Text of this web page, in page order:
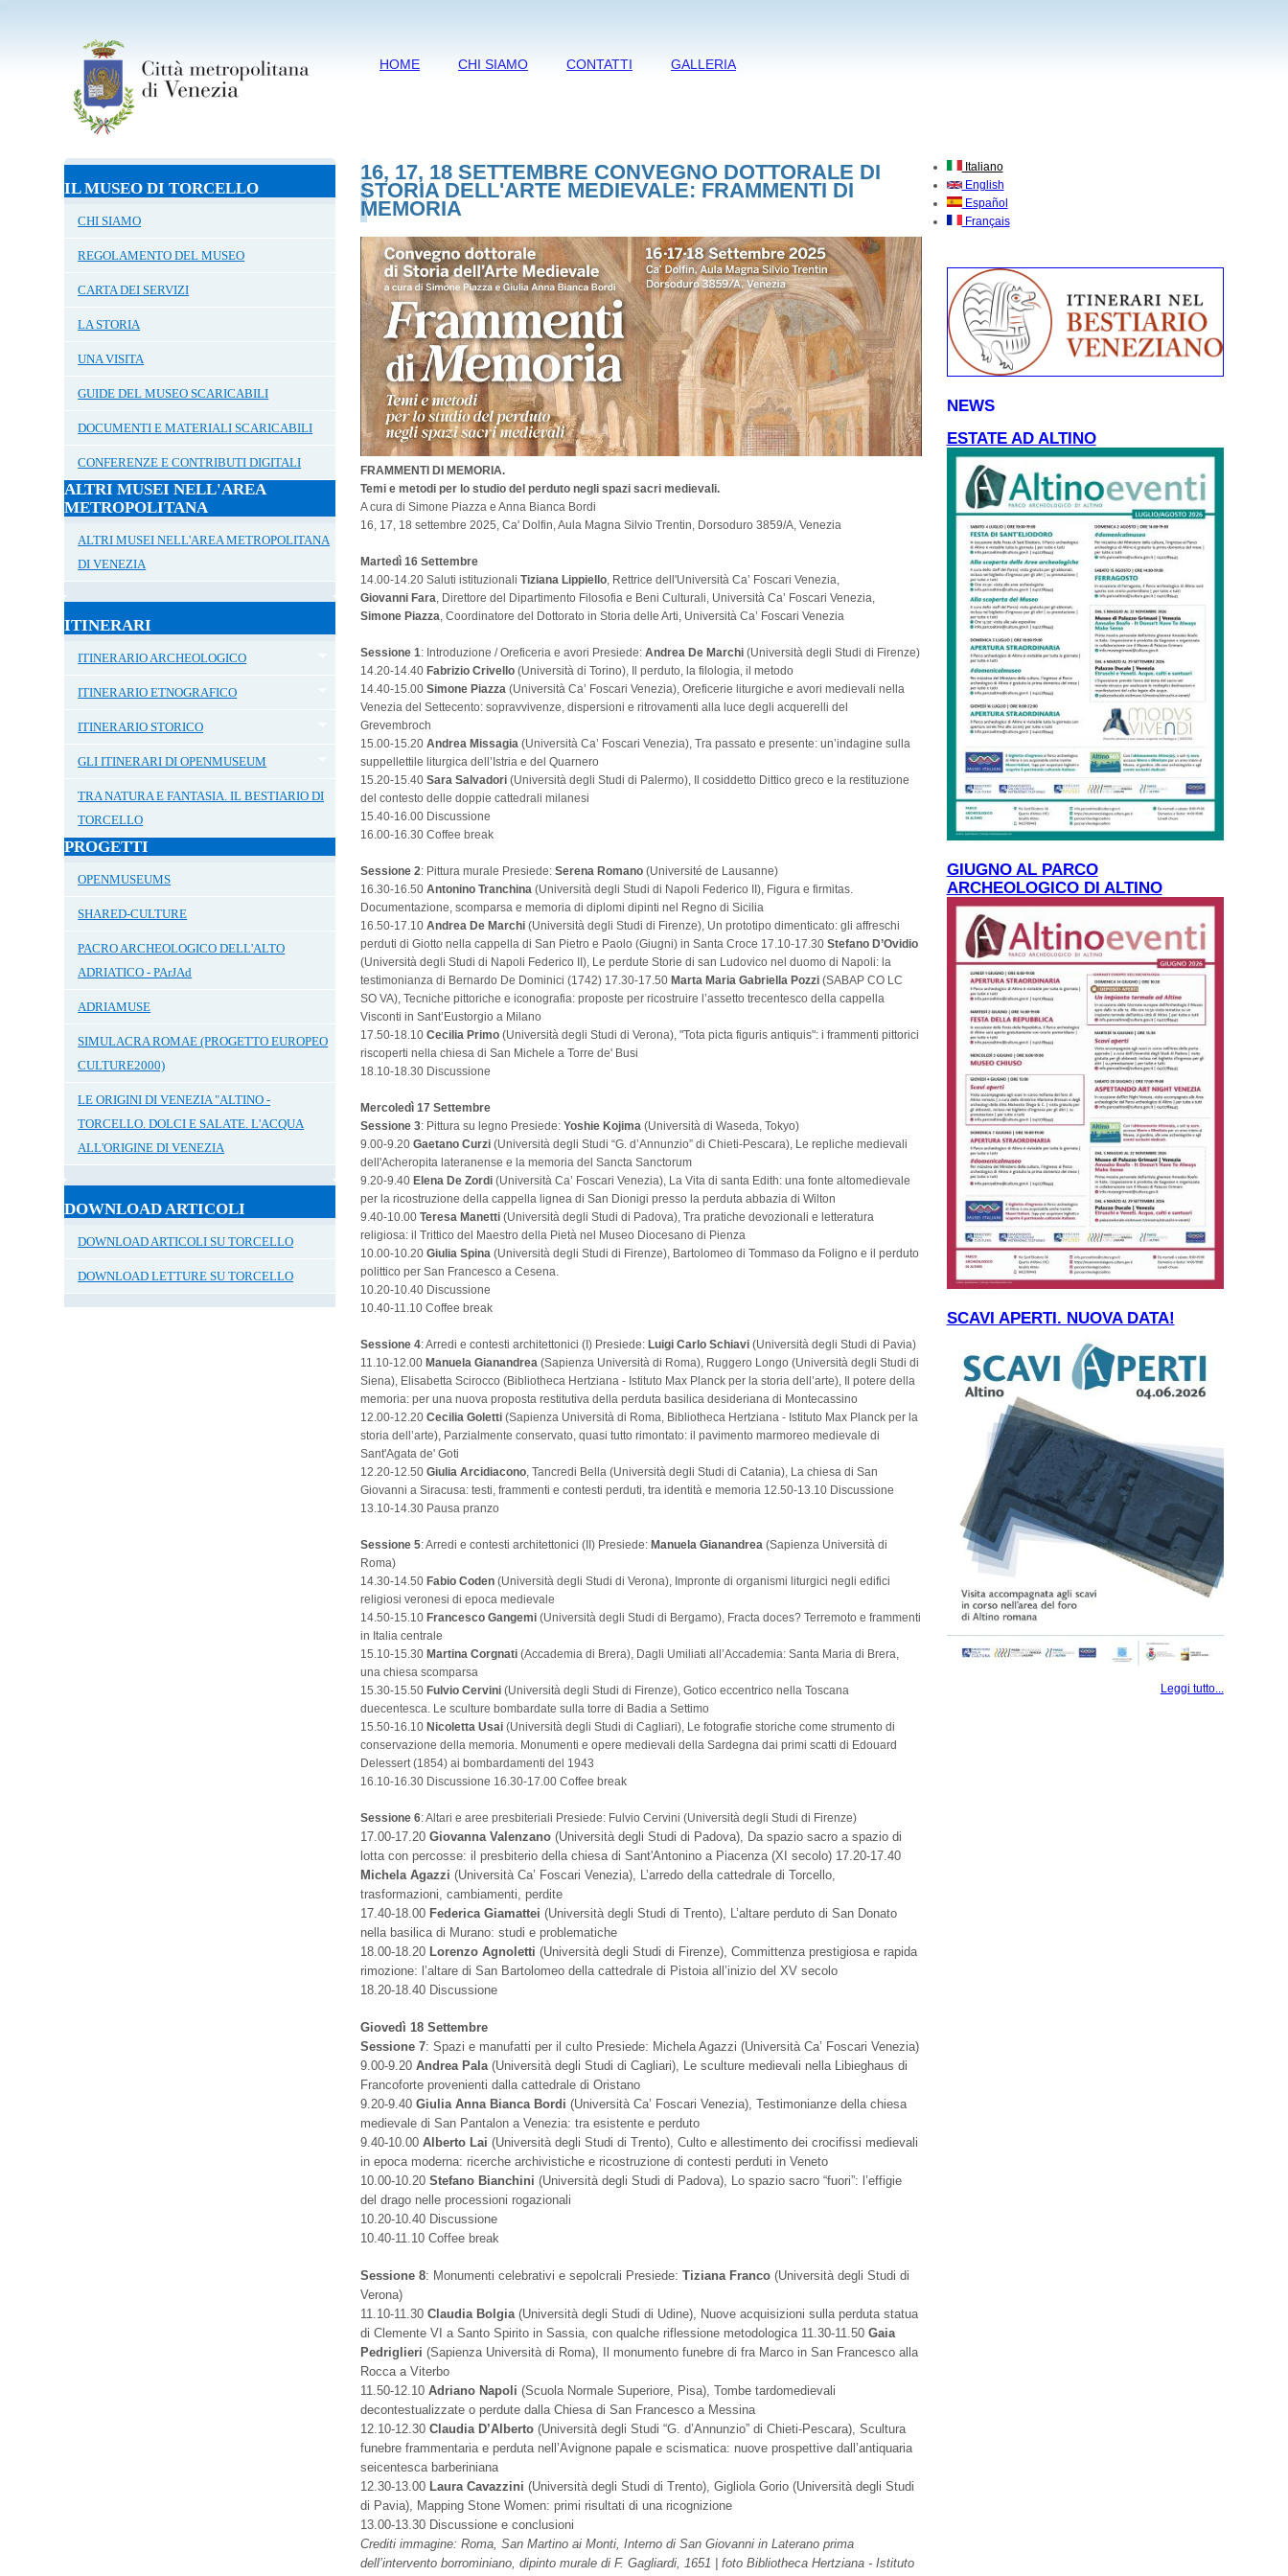
HOME CHI SIAMO CONTATTI GALLERIA
IL MUSEO DI TORCELLO
CHI SIAMO
REGOLAMENTO DEL MUSEO
CARTA DEI SERVIZI
LA STORIA
UNA VISITA
GUIDE DEL MUSEO SCARICABILI
DOCUMENTI E MATERIALI SCARICABILI
CONFERENZE E CONTRIBUTI DIGITALI
ALTRI MUSEI NELL'AREA
METROPOLITANA
ALTRI MUSEI NELL'AREA METROPOLITANA
DI VENEZIA
ITINERARI
ITINERARIO ARCHEOLOGICO
ITINERARIO ETNOGRAFICO
ITINERARIO STORICO
GLI ITINERARI DI OPENMUSEUM
TRA NATURA E FANTASIA. IL BESTIARIO DI
TORCELLO
PROGETTI
OPENMUSEUMS
SHARED-CULTURE
PACRO ARCHEOLOGICO DELL'ALTO
ADRIATICO - PArJAd
ADRIAMUSE
SIMULACRA ROMAE (PROGETTO EUROPEO
CULTURE2000)
LE ORIGINI DI VENEZIA "ALTINO -
TORCELLO. DOLCI E SALATE. L'ACQUA
ALL'ORIGINE DI VENEZIA
DOWNLOAD ARTICOLI
DOWNLOAD ARTICOLI SU TORCELLO
DOWNLOAD LETTURE SU TORCELLO
16, 17, 18 SETTEMBRE CONVEGNO DOTTORALE DI
STORIA DELL'ARTE MEDIEVALE: FRAMMENTI DI
MEMORIA
FRAMMENTI DI MEMORIA.
Temi e metodi per lo studio del perduto negli spazi sacri medievali.
A cura di Simone Piazza e Anna Bianca Bordi
16, 17, 18 settembre 2025, Ca' Dolfin, Aula Magna Silvio Trentin, Dorsoduro 3859/A, Venezia
Martedì 16 Settembre
14.00-14.20 Saluti istituzionaliTiziana Lippiello, Rettrice dell'Università Ca’ Foscari Venezia,
Giovanni Fara, Direttore del Dipartimento Filosofia e Beni Culturali, Università Ca’ Foscari Venezia,
Simone Piazza, Coordinatore del Dottorato in Storia delle Arti, Università Ca’ Foscari Venezia
Sessione 1: Introduzione / Oreficeria e avori Presiede:Andrea De Marchi(Università degli Studi di Firenze)
14.20-14.40 Fabrizio Crivello (Università di Torino), Il perduto, la filologia, il metodo
14.40-15.00Simone Piazza(Università Ca’ Foscari Venezia), Oreficerie liturgiche e avori medievali nella
Venezia del Settecento: sopravvivenze, dispersioni e ritrovamenti alla luce degli acquerelli del
Grevembroch
15.00-15.20Andrea Missagia(Università Ca’ Foscari Venezia), Tra passato e presente: un’indagine sulla
suppellettile liturgica dell’Istria e del Quarnero
15.20-15.40Sara Salvadori (Università degli Studi di Palermo), Il cosiddetto Dittico greco e la restituzione
del contesto delle doppie cattedrali milanesi
15.40-16.00 Discussione
16.00-16.30 Coffee break
Sessione 2: Pittura murale Presiede:Serena Romano (Université de Lausanne)
16.30-16.50Antonino Tranchina(Università degli Studi di Napoli Federico II), Figura e firmitas.
Documentazione, scomparsa e memoria di diplomi dipinti nel Regno di Sicilia
16.50-17.10Andrea De Marchi (Università degli Studi di Firenze), Un prototipo dimenticato: gli affreschi
perduti di Giotto nella cappella di San Pietro e Paolo (Giugni) in Santa Croce 17.10-17.30 Stefano D’Ovidio
(Università degli Studi di Napoli Federico II), Le perdute Storie di san Ludovico nel duomo di Napoli: la
testimonianza di Bernardo De Dominici (1742) 17.30-17.50 Marta Maria Gabriella Pozzi(SABAP CO LC
SO VA), Tecniche pittoriche e iconografia: proposte per ricostruire l’assetto trecentesco della cappella
Visconti in Sant’Eustorgio a Milano
17.50-18.10Cecilia Primo(Università degli Studi di Verona), "Tota picta figuris antiquis": i frammenti pittorici
riscoperti nella chiesa di San Michele a Torre de' Busi
18.10-18.30 Discussione
Mercoledì 17 Settembre
Sessione 3: Pittura su legno Presiede:Yoshie Kojima (Università di Waseda, Tokyo)
9.00-9.20Gaetano Curzi (Università degli Studi “G. d’Annunzio” di Chieti-Pescara), Le repliche medievali
dell'Acheropita lateranense e la memoria del Sancta Sanctorum
9.20-9.40 Elena De Zordi(Università Ca’ Foscari Venezia), La Vita di santa Edith: una fonte altomedievale
per la ricostruzione della cappella lignea di San Dionigi presso la perduta abbazia di Wilton
9.40-10.00Teresa Manetti(Università degli Studi di Padova), Tra pratiche devozionali e letteratura
religiosa: il Trittico del Maestro della Pietà nel Museo Diocesano di Pienza
10.00-10.20Giulia Spina (Università degli Studi di Firenze), Bartolomeo di Tommaso da Foligno e il perduto
polittico per San Francesco a Cesena.
10.20-10.40 Discussione
10.40-11.10 Coffee break
Sessione 4: Arredi e contesti architettonici (I) Presiede: Luigi Carlo Schiavi(Università degli Studi di Pavia)
11.10-12.00 Manuela Gianandrea(Sapienza Università di Roma), Ruggero Longo (Università degli Studi di
Siena), Elisabetta Scirocco (Bibliotheca Hertziana - Istituto Max Planck per la storia dell’arte), Il potere della
memoria: per una nuova proposta restitutiva della perduta basilica desideriana di Montecassino
12.00-12.20Cecilia Goletti (Sapienza Università di Roma, Bibliotheca Hertziana - Istituto Max Planck per la
storia dell’arte), Parzialmente conservato, quasi tutto rimontato: il pavimento marmoreo medievale di
Sant'Agata de' Goti
12.20-12.50 Giulia Arcidiacono, Tancredi Bella (Università degli Studi di Catania), La chiesa di San
Giovanni a Siracusa: testi, frammenti e contesti perduti, tra identità e memoria 12.50-13.10 Discussione
13.10-14.30 Pausa pranzo
Sessione 5: Arredi e contesti architettonici (II) Presiede: Manuela Gianandrea (Sapienza Università di
Roma)
14.30-14.50 Fabio Coden(Università degli Studi di Verona), Impronte di organismi liturgici negli edifici
religiosi veronesi di epoca medievale
14.50-15.10 Francesco Gangemi(Università degli Studi di Bergamo), Fracta doces? Terremoto e frammenti
in Italia centrale
15.10-15.30 Martina Corgnati (Accademia di Brera), Dagli Umiliati all’Accademia: Santa Maria di Brera,
una chiesa scomparsa
15.30-15.50 Fulvio Cervini(Università degli Studi di Firenze), Gotico eccentrico nella Toscana
duecentesca. Le sculture bombardate sulla torre di Badia a Settimo
15.50-16.10 Nicoletta Usai(Università degli Studi di Cagliari), Le fotografie storiche come strumento di
conservazione della memoria. Monumenti e opere medievali della Sardegna dai primi scatti di Edouard
Delessert (1854) ai bombardamenti del 1943
16.10-16.30 Discussione 16.30-17.00 Coffee break
Sessione 6: Altari e aree presbiteriali Presiede: Fulvio Cervini (Università degli Studi di Firenze)
17.00-17.20Giovanna Valenzano (Università degli Studi di Padova), Da spazio sacro a spazio di
lotta con percosse: il presbiterio della chiesa di Sant'Antonino a Piacenza (XI secolo) 17.20-17.40
Michela Agazzi(Università Ca’ Foscari Venezia), L’arredo della cattedrale di Torcello,
trasformazioni, cambiamenti, perdite
17.40-18.00 Federica Giamattei(Università degli Studi di Trento), L’altare perduto di San Donato
nella basilica di Murano: studi e problematiche
18.00-18.20 Lorenzo Agnoletti(Università degli Studi di Firenze), Committenza prestigiosa e rapida
rimozione: l’altare di San Bartolomeo della cattedrale di Pistoia all’inizio del XV secolo
18.20-18.40 Discussione
Giovedì 18 Settembre
Sessione 7: Spazi e manufatti per il culto Presiede: Michela Agazzi (Università Ca’ Foscari Venezia)
9.00-9.20Andrea Pala(Università degli Studi di Cagliari), Le sculture medievali nella Libieghaus di
Francoforte provenienti dalla cattedrale di Oristano
9.20-9.40Giulia Anna Bianca Bordi (Università Ca’ Foscari Venezia), Testimonianze della chiesa
medievale di San Pantalon a Venezia: tra esistente e perduto
9.40-10.00Alberto Lai(Università degli Studi di Trento), Culto e allestimento dei crocifissi medievali
in epoca moderna: ricerche archivistiche e ricostruzione di contesti perduti in Veneto
10.00-10.20 Stefano Bianchini (Università degli Studi di Padova), Lo spazio sacro “fuori”: l’effigie
del drago nelle processioni rogazionali
10.20-10.40 Discussione
10.40-11.10 Coffee break
Sessione 8: Monumenti celebrativi e sepolcrali Presiede:Tiziana Franco(Università degli Studi di
Verona)
11.10-11.30Claudia Bolgia(Università degli Studi di Udine), Nuove acquisizioni sulla perduta statua
di Clemente VI a Santo Spirito in Sassia, con qualche riflessione metodologica 11.30-11.50Gaia
Pedriglieri (Sapienza Università di Roma), Il monumento funebre di fra Marco in San Francesco alla
Rocca a Viterbo
11.50-12.10Adriano Napoli(Scuola Normale Superiore, Pisa), Tombe tardomedievali
decontestualizzate o perdute dalla Chiesa di San Francesco a Messina
12.10-12.30 Claudia D’Alberto (Università degli Studi “G. d’Annunzio” di Chieti-Pescara), Scultura
funebre frammentaria e perduta nell’Avignone papale e scismatica: nuove prospettive dall’antiquaria
seicentesca barberiniana
12.30-13.00 Laura Cavazzini(Università degli Studi di Trento), Gigliola Gorio (Università degli Studi
di Pavia), Mapping Stone Women: primi risultati di una ricognizione
13.00-13.30 Discussione e conclusioni
Crediti immagine: Roma, San Martino ai Monti, Interno di San Giovanni in Laterano prima
dell’intervento borrominiano, dipinto murale di F. Gagliardi, 1651 | foto Bibliotheca Hertziana - Istituto
Italiano
English
Español
Français
NEWS
ESTATE AD ALTINO
GIUGNO AL PARCO
ARCHEOLOGICO DI ALTINO
SCAVI APERTI. NUOVA DATA!
Leggi tutto...